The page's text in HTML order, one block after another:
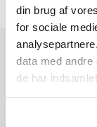
din brug af
for sociale
data med andre
de har
Andre